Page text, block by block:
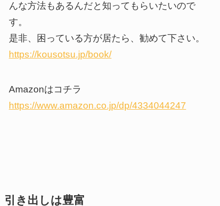
んな方法もあるんだと知ってもらいたいので
す。
是非、困っている方が居たら、勧めて下さい。
https://kousotsu.jp/book/
Amazonはコチラ
https://www.amazon.co.jp/dp/4334044247
引き出しは豊富